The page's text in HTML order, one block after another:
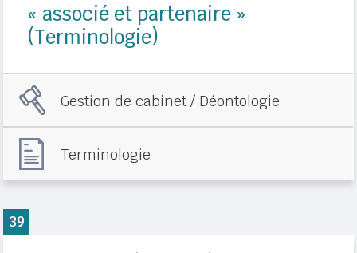
« associé et partenaire »
(Terminologie)
Gestion de cabinet / Déontologie
Terminologie
39